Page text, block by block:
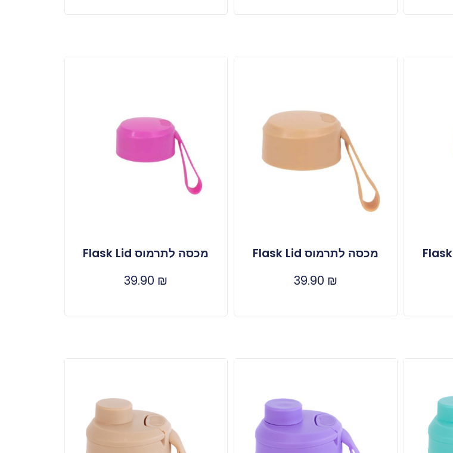
מכסה לתרמוס Flask Lid
39.90 ₪
מכסה לתרמוס Flask Lid
39.90 ₪